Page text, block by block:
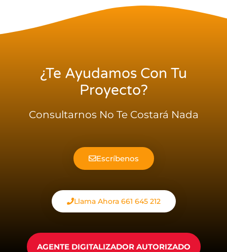
¿te Ayudamos Con Tu
Proyecto?
Consultarnos No Te Costará Nada
Escríbenos
Llama Ahora 661 645 212
AGENTE DIGITALIZADOR AUTORIZADO